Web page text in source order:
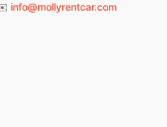
info@mollyrentcar.com